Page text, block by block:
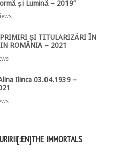
și Lumină – 2019”
ȘI TITULARIZĂRI ÎN
ROMÂNIA – 2021
Ilinca 03.04.1939 –
IMMORTALS